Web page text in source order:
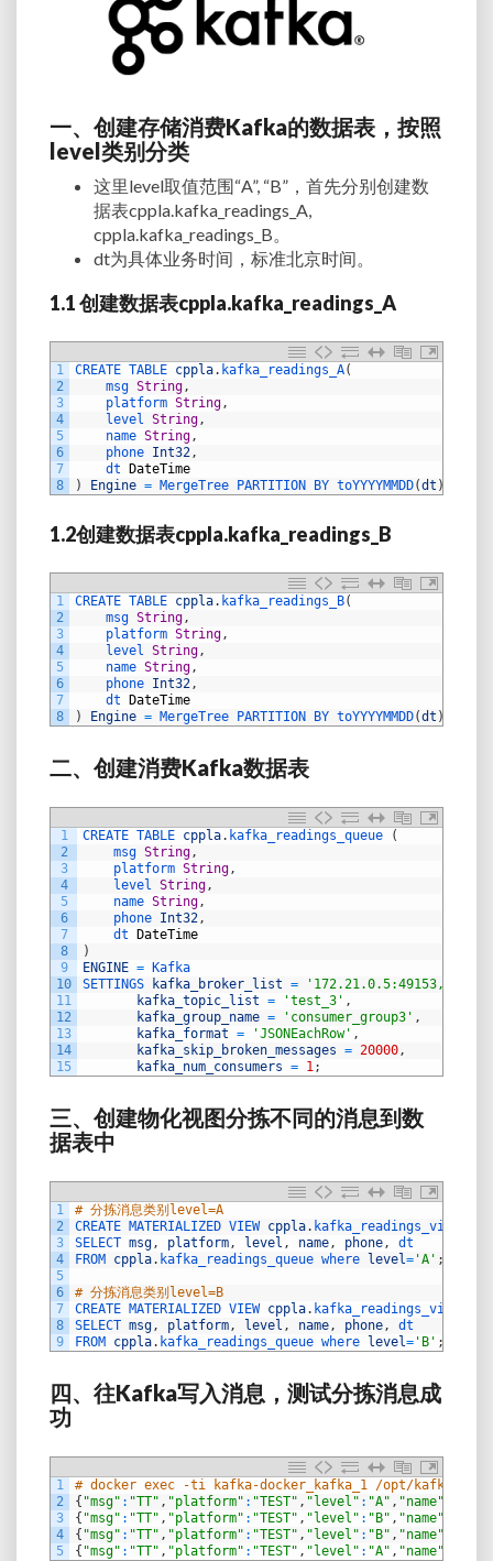
一、创建存储消费Kafka的数据表，按照
level类别分类
这里level取值范围“A”, “B” ，首先分别创建数
据表cppla.kafka_readings_A,
cppla.kafka_readings_B。
dt为具体业务时间，标准北京时间。
1.1 创建数据表cppla.kafka_readings_A
1
2
3
4
5
6
7
8
CREATE TABLE cppla. kafka_readings_A(
msg String,
platform String,
level String,
name String,
phone Int32,
dt
DateTime
)
Engine = MergeTree PARTITION BY toYYYYMMDD(dt )
1.2创建数据表cppla.kafka_readings_B
1
2
3
4
5
6
7
8
CREATE TABLE cppla. kafka_readings_B(
msg String,
platform String,
level String,
name String,
phone Int32,
dt
DateTime
)
Engine = MergeTree PARTITION BY toYYYYMMDD(dt )
二、创建消费Kafka数据表
1
2
3
4
5
6
7
8
9
10
11
12
13
14
15
CREATE TABLE cppla. kafka_readings_queue
(
msg String,
platform String,
level String,
name String,
phone Int32,
dt
DateTime
)
ENGINE =
Kafka
SETTINGS
kafka_broker_list =
kafka_topic_list = 'test_3' ,
kafka_group_name = 'consumer_group3' ,
kafka_format = 'JSONEachRow' ,
kafka_skip_broken_messages = 20000,
kafka_num_consumers = 1;
三、创建物化视图分拣不同的消息到数
据表中
1
2
3
4
5
6
7
8
9
# 分拣消息类别level=A
CREATE MATERIALIZED VIEW cppla. kafka_readings_view_A
SELECT msg, platform, level , name, phone,
dt
FROM cppla. kafka_readings_queue where level= 'A' ;
# 分拣消息类别level=B
CREATE MATERIALIZED VIEW cppla. kafka_readings_view_B
SELECT msg, platform, level , name, phone,
dt
FROM cppla. kafka_readings_queue where level= 'B' ;
四、往Kafka写入消息，测试分拣消息成
功
1
2
3
4
5
# docker exec -ti kafka-docker_kafka_1 /opt/kafka/
{ "msg" : "TT" , "platform" : "TEST" , "level" : "A" , "name"
{ "msg" : "TT" , "platform" : "TEST" , "level" : "B" , "name"
{ "msg" : "TT" , "platform" : "TEST" , "level" : "B" , "name"
{ "msg" : "TT" , "platform" : "TEST" , "level" : "A" , "name"